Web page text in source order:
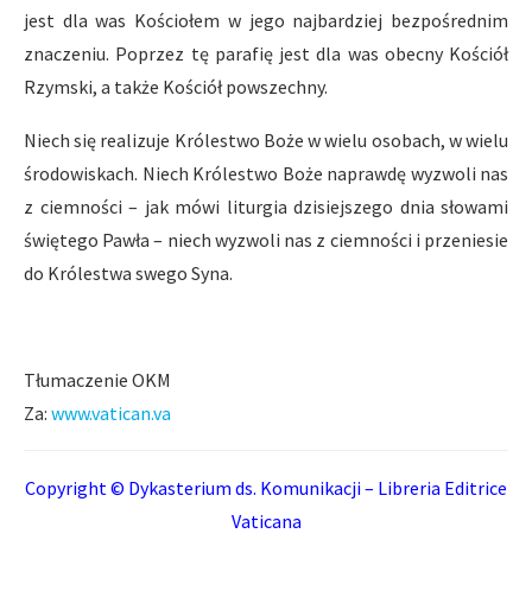
jest dla was Kościołem w jego najbardziej bezpośrednim
znaczeniu. Poprzez tę parafię jest dla was obecny Kościół
Rzymski, a także Kościół powszechny.
Niech się realizuje Królestwo Boże w wielu osobach, w wielu
środowiskach. Niech Królestwo Boże naprawdę wyzwoli nas
z ciemności – jak mówi liturgia dzisiejszego dnia słowami
świętego Pawła – niech wyzwoli nas z ciemności i przeniesie
do Królestwa swego Syna.
Tłumaczenie OKM
Za: www.vatican.va
Copyright © Dykasterium ds. Komunikacji – Libreria Editrice
Vaticana